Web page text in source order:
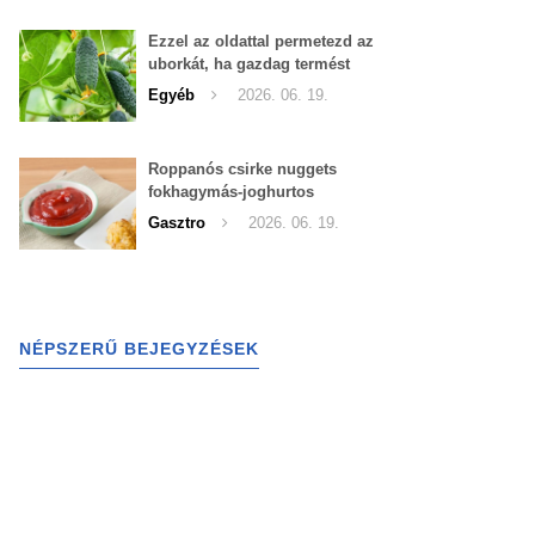
Ezzel az oldattal permetezd az
uborkát, ha gazdag termést
szeretnél begyűjteni
Egyéb 2026. 06. 19.
Roppanós csirke nuggets
fokhagymás-joghurtos
szósszal
Gasztro 2026. 06. 19.
NÉPSZERŰ BEJEGYZÉSEK